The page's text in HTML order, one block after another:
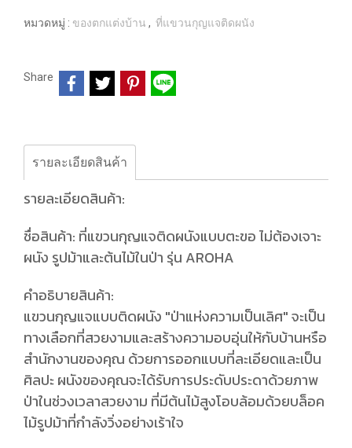
หมวดหมู่ : ของตกแต่งบ้าน , ที่แขวนกุญแจติดผนัง
Share
รายละเอียดสินค้า
รายละเอียดสินค้า:
ชื่อสินค้า: ที่แขวนกุญแจติดผนังแบบตะขอ ไม่ต้องเจาะ
ผนัง รูปม้าและต้นไม้ในป่า รุ่น AROHA
คำอธิบายสินค้า:
แขวนกุญแจแบบติดผนัง "ป่าแห่งความเป็นเลิศ" จะเป็น
ทางเลือกที่สวยงามและสร้างความอบอุ่นให้กับบ้านหรือ
สำนักงานของคุณ ด้วยการออกแบบที่ละเอียดและเป็น
ศิลปะ ผนังของคุณจะได้รับการประดับประดาด้วยภาพ
ป่าในช่วงเวลาสวยงาม ที่มีต้นไม้สูงโอบล้อมด้วยบล็อค
ไม้รูปม้าที่กำลังวิ่งอย่างเร้าใจ